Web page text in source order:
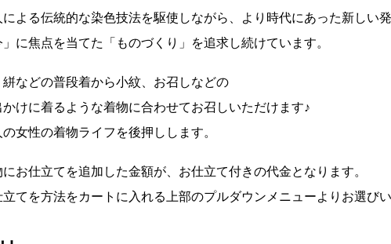
による伝統的な染色技法を駆使しながら、より時代にあった新しい発
」に焦点を当てた「ものづくり」を追求し続けています。
絣などの普段着から小紋、お召しなどの
かけに着るような着物に合わせてお召しいただけます♪
女性の着物ライフを後押しします。
にお仕立てを追加した金額が、お仕立て付きの代金となります。
立てを方法をカートに入れる上部のプルダウンメニューよりお選び